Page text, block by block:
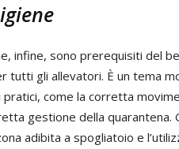
infine, sono prerequisiti del
tutti gli allevatori. È un tema
come la corretta
gestione della
adibita a spogliatoio e